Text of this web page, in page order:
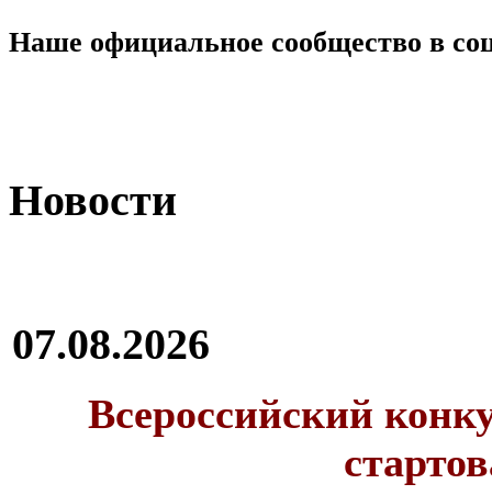
Наше официальное сообщество в
Новости
07.08.2026
Всероссийский